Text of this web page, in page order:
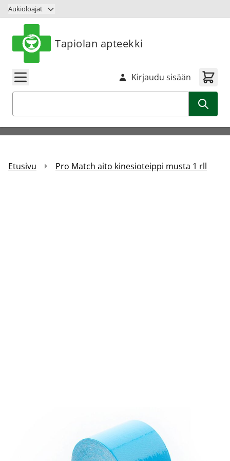
Siirry sisältöön
Aukioloajat
Tapiolan apteekki
Kirjaudu sisään
Etusivu Pro Match aito kinesioteippi musta 1 rll
Pro Match aito kinesioteippi musta 1 rll